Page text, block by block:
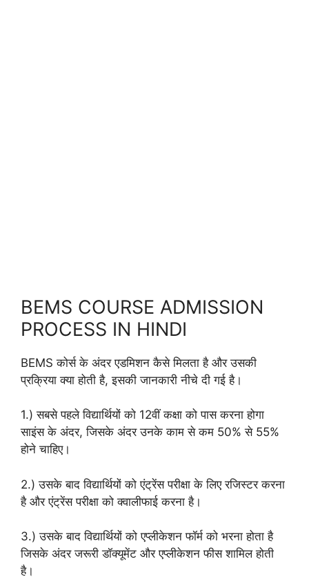
BEMS COURSE ADMISSION
PROCESS IN HINDI
BEMS कोर्स के अंदर एडमिशन कैसे मिलता है और उसकी
प्रक्रिया क्या होती है, इसकी जानकारी नीचे दी गई है।
1.) सबसे पहले विद्यार्थियों को 12वीं कक्षा को पास करना होगा
साइंस के अंदर, जिसके अंदर उनके काम से कम 50% से 55%
होने चाहिए।
2.) उसके बाद विद्यार्थियों को एंट्रेंस परीक्षा के लिए रजिस्टर करना
है और एंट्रेंस परीक्षा को क्वालीफाई करना है।
3.) उसके बाद विद्यार्थियों को एप्लीकेशन फॉर्म को भरना होता है
जिसके अंदर जरूरी डॉक्यूमेंट और एप्लीकेशन फीस शामिल होती
है।